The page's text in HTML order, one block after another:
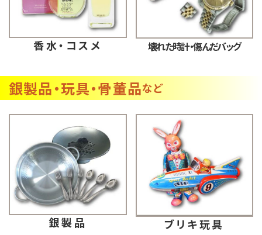
香水・コスメ 壊れた時計・傷んだバッグ
銀製品・玩具・骨董品など
銀製品 ブリキ玩具